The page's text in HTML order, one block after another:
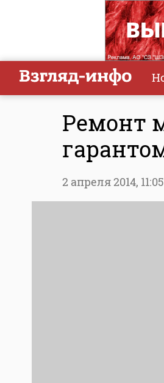
Ремонт
2 апреля 2014, 11:05